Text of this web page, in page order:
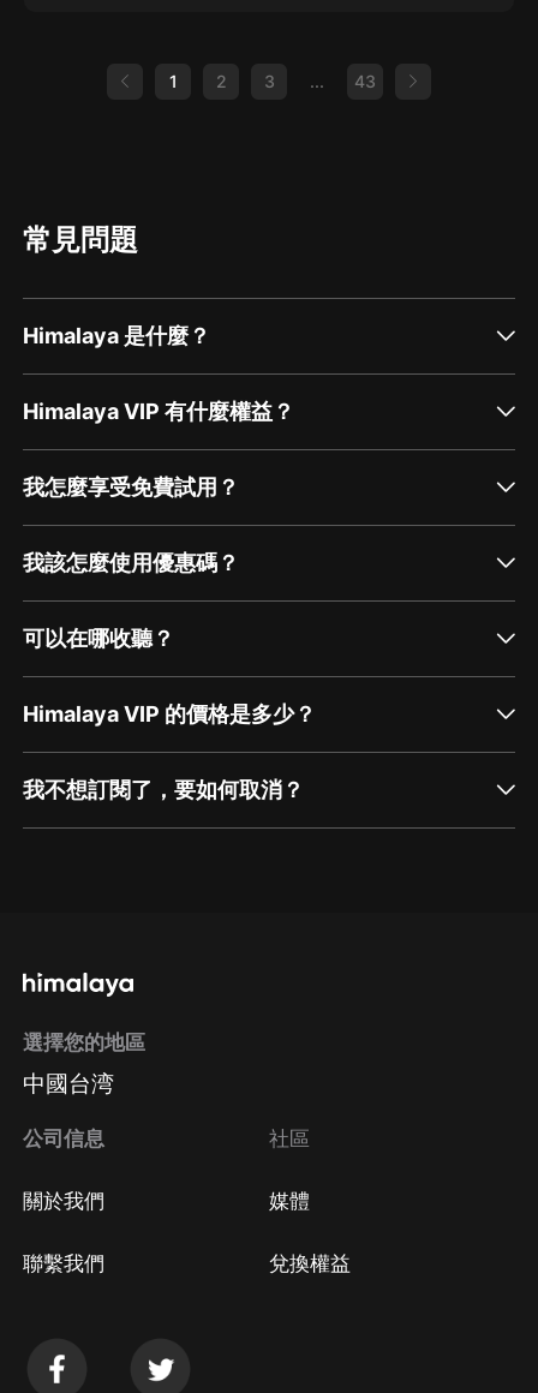
1 2 3 ... 43
常見問題
Himalaya 是什麼？
Himalaya VIP 有什麼權益？
我怎麼享受免費試用？
我該怎麼使用優惠碼？
可以在哪收聽？
Himalaya VIP 的價格是多少？
我不想訂閱了，要如何取消？
方法 Google Play取消訂閱方法
選擇您的地區
中國台湾
公司信息
關於我們
聯繫我們
社區
媒體
兌換權益